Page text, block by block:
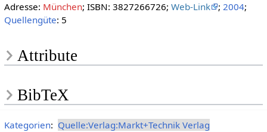
Adresse: München; ISBN: 3827266726; Web-Link ; 2004;
Quellengüte: 5
Attribute
BibTeX
Kategorien: Quelle:Verlag:Markt+Technik Verlag